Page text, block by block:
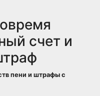
счет и
пени и штрафы с